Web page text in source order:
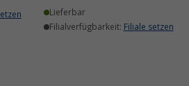
Lieferbar
Filialverfügbarkeit: Filiale setzen